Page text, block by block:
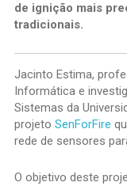
de ignição mais
tradicionais.
Jacinto Estima,
Informática e
Sistemas da
projeto SenForFire
rede de sensores
O objetivo deste